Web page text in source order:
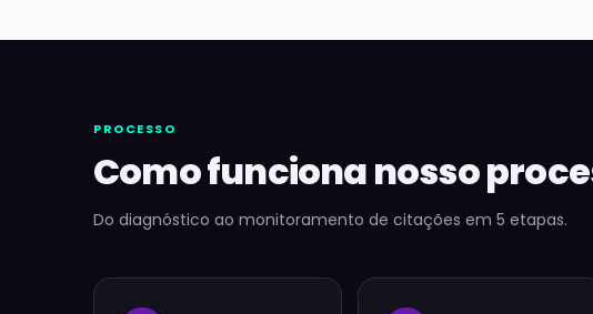
PROCESSO
Como funciona nosso
Do diagnóstico ao monitoramento de citações em 5 etapas.